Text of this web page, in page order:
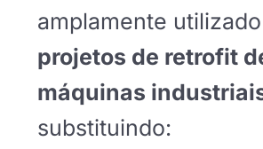
amplamente
projetos de retrofit
máquinas
substituindo: